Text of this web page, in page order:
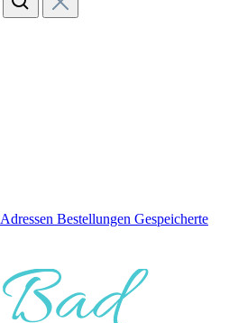
Adressen Bestellungen Gespeicherte